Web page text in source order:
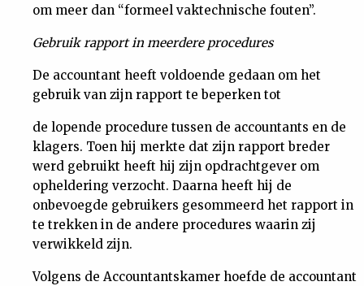
om meer dan “formeel vaktechnische fouten”.
Gebruik rapport in meerdere procedures
De accountant heeft voldoende gedaan om het
gebruik van zijn rapport te beperken tot
de lopende procedure tussen de accountants en de
klagers. Toen hij merkte dat zijn rapport breder
werd gebruikt heeft hij zijn opdrachtgever om
opheldering verzocht. Daarna heeft hij de
onbevoegde gebruikers gesommeerd het rapport in
te trekken in de andere procedures waarin zij
verwikkeld zijn.
Volgens de Accountantskamer hoefde de accountant